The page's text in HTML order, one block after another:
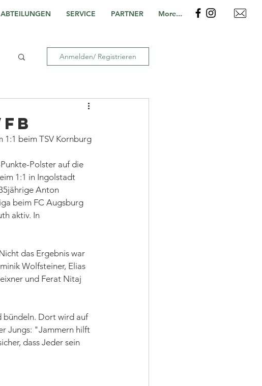
ABTEILUNGEN SERVICE PARTNER More...
Anmelden/ Registrieren
1:1 beim TSV Kornburg
Polster auf die
1:1 in Ingolstadt
Anton
beim FC Augsburg
aktiv. In
das Ergebnis war
Wolfsteiner, Elias
und Ferat Nitaj
bündeln. Dort wird auf
Jungs: "Jammern hilft
dass Jeder sein